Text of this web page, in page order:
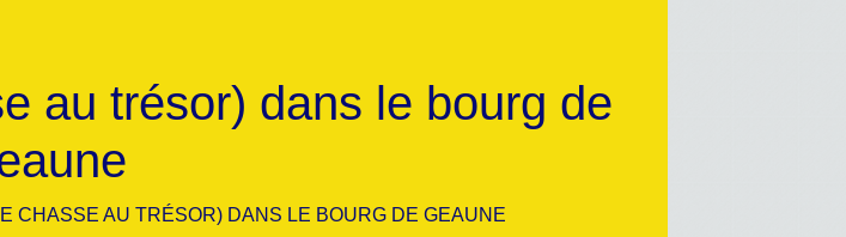
au trésor) dans le bourg de
CHASSE AU TRÉSOR) DANS LE BOURG DE GEAUNE